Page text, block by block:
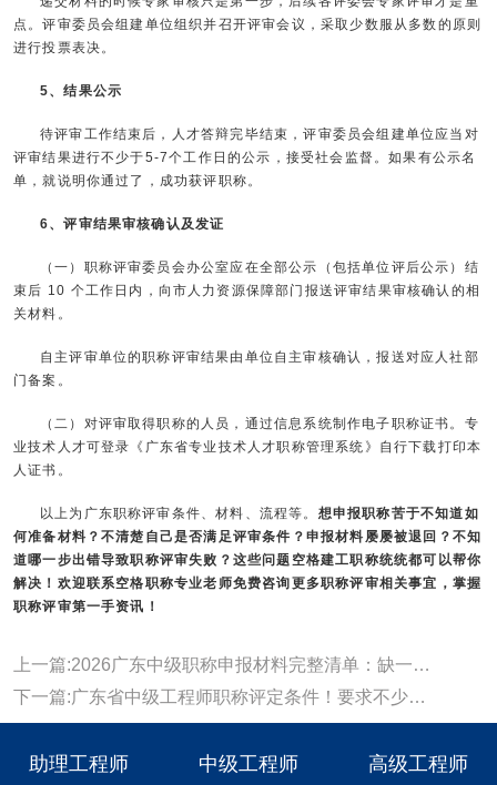
点。评审委员会组建单位组织并召开评审会议，采取少数服从多数的原则
进行投票表决。
5、结果公示
待评审工作结束后，人才答辩完毕结束，评审委员会组建单位应当对
评审结果进行不少于5-7个工作日的公示，接受社会监督。如果有公示名
单，就说明你通过了，成功获评职称。
6、评审结果审核确认及发证
（一）职称评审委员会办公室应在全部公示（包括单位评后公示）结
束后 10 个工作日内，向市人力资源保障部门报送评审结果审核确认的相
关材料。
自主评审单位的职称评审结果由单位自主审核确认，报送对应人社部
门备案。
（二）对评审取得职称的人员，通过信息系统制作电子职称证书。专
业技术人才可登录《广东省专业技术人才职称管理系统》自行下载打印本
人证书。
以上为广东职称评审条件、材料、流程等。 想申报职称苦于不知道如
何准备材料？不清楚自己是否满足评审条件？申报材料屡屡被退回？不知
道哪一步出错导致职称评审失败？这些问题空格建工职称统统都可以帮你
解决！欢迎联系空格职称专业老师免费咨询更多职称评审相关事宜，掌握
职称评审第一手资讯！
上一篇:2026广东中级职称申报材料完整清单：缺一项都可能被退回!
下一篇:广东省中级工程师职称评定条件！要求不少，你都能满足吗？
助理工程师 中级工程师 高级工程师